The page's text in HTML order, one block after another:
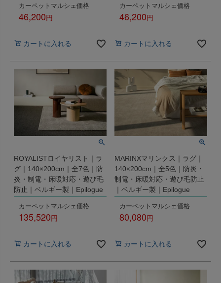
カーペットマルシェ価格
46,200
カートに入れる
カーペットマルシェ価格
46,200
カートに入れる
ROYALISTロイヤリスト｜ラ
グ｜140×200cm｜全7色｜防
炎・制電・床暖対応・遊び毛
防止｜ベルギー製｜Epilogue
カーペットマルシェ価格
135,520
カートに入れる
MARINXマリンクス｜ラグ｜
140×200cm｜全5色｜防炎・
制電・床暖対応・遊び毛防止
｜ベルギー製｜Epilogue
カーペットマルシェ価格
80,080
カートに入れる